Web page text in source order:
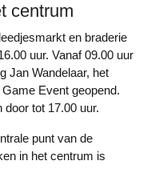
centrum
uur. Vanaf 09.00 uur
Jan Wandelaar, het
Event geopend.
tot 17.00 uur.
in het centrum is